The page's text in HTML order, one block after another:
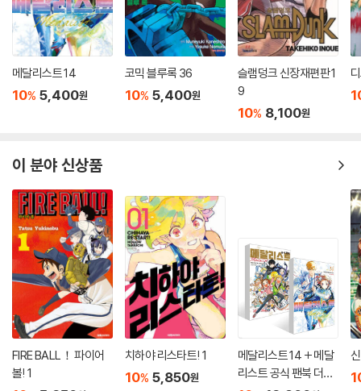
메달리스트 14
10% 5,400원
코믹 블루록 36
10% 5,400원
슬램덩크 신장재편판 1
9
10% 8,100원
이 분야 신상품
FIRE BALL！ 파이어
볼! 1
치하야 리스타트! 1
10% 5,850원
메달리스트 14 + 메달
리스트 공식 팬북 더블